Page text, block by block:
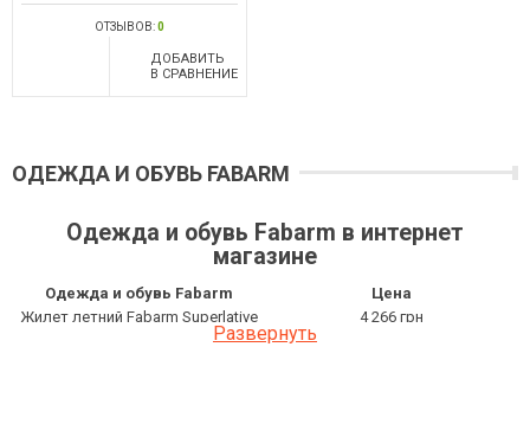
ОТЗЫВОВ:0
ДОБАВИТЬ
В СРАВНЕНИЕ
ОДЕЖДА И ОБУВЬ FABARM
Одежда и обувь Fabarm в интернет
магазине
Одежда и обувь Fabarm
Цена
Жилет летний Fabarm Superlative
4 266 грн
Жилет Fabarm SuperlativeРазвернуть